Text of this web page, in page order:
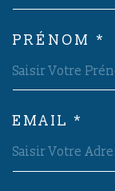
PRÉNOM *
EMAIL *